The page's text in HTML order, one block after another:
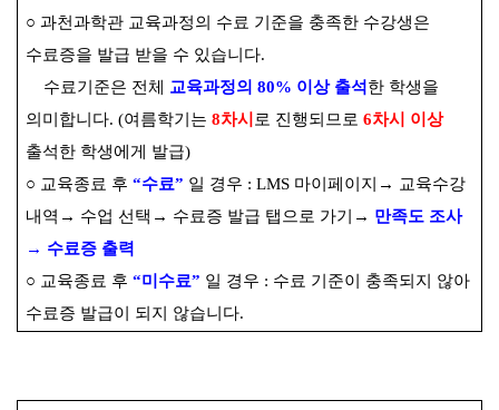
○ 과천과학관 교육과정의 수료 기준을 충족한 수강생은
수료증을 발급 받을 수 있습니다.
수료기준은 전체
교육과정의 80% 이상 출석한 학생을
의미합니다. (여름학기는 8차시 로 진행되므로 6차시 이상
출석한 학생에게 발급)
○ 교육종료 후 “수료” 일 경우 : LMS 마이페이지 → 교육수강
내역 → 수업 선택 → 수료증 발급 탭으로 가기 → 만족도 조사
→ 수료증 출력
○ 교육종료 후 “미수료” 일 경우 : 수료 기준이 충족되지 않아
수료증 발급이 되지 않습니다.